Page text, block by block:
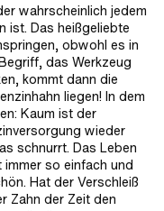
wahrscheinlich jedem
ist. Das heißgeliebte
obwohl es in
das Werkzeug
kommt dann die
liegen! In dem
Kaum ist der
wieder
schnurrt. Das Leben
so einfach und
Hat der Verschleiß
Zahn der Zeit den